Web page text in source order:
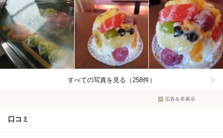
すべての写真を見る（258件）
広告を非表示
口コミ